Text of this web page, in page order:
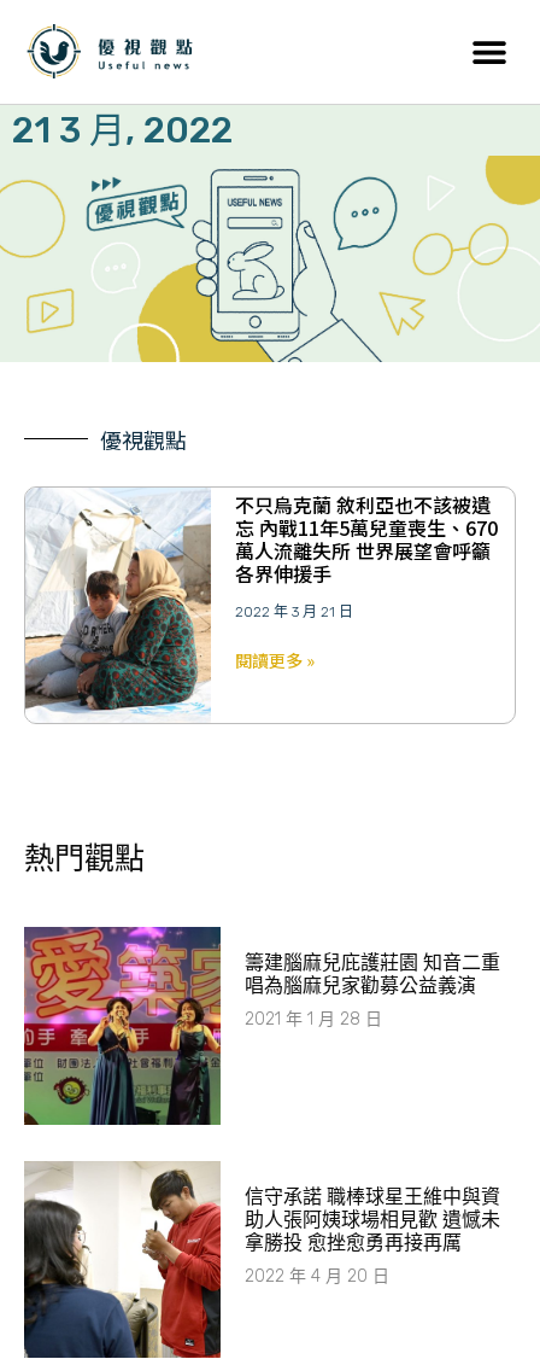
21 3 月, 2022
優視觀點
不只烏克蘭 敘利亞也不該被遺
忘 內戰11年5萬兒童喪生、670
萬人流離失所 世界展望會呼籲
各界伸援手
2022 年 3 月 21 日
閱讀更多 »
熱門觀點
籌建腦麻兒庇護莊園 知音二重
唱為腦麻兒家勸募公益義演
2021 年 1 月 28 日
信守承諾 職棒球星王維中與資
助人張阿姨球場相見歡 遺憾未
拿勝投 愈挫愈勇再接再厲
2022 年 4 月 20 日